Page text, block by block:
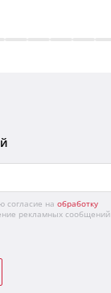
согласие на обработку
рекламных сообщений